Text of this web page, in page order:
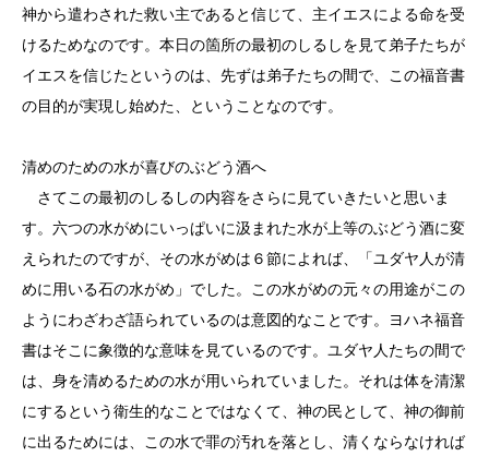
神から遣わされた救い主であると信じて、主イエスによる命を受
けるためなのです。本日の箇所の最初のしるしを見て弟子たちが
イエスを信じたというのは、先ずは弟子たちの間で、この福音書
の目的が実現し始めた、ということなのです。
清めのための水が喜びのぶどう酒へ
さてこの最初のしるしの内容をさらに見ていきたいと思いま
す。六つの水がめにいっぱいに汲まれた水が上等のぶどう酒に変
えられたのですが、その水がめは６節によれば、「ユダヤ人が清
めに用いる石の水がめ」でした。この水がめの元々の用途がこの
ようにわざわざ語られているのは意図的なことです。ヨハネ福音
書はそこに象徴的な意味を見ているのです。ユダヤ人たちの間で
は、身を清めるための水が用いられていました。それは体を清潔
にするという衛生的なことではなくて、神の民として、神の御前
に出るためには、この水で罪の汚れを落とし、清くならなければ